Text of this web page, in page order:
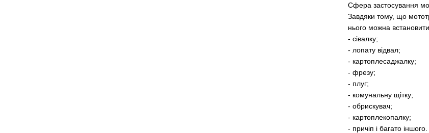
Сфера застосування
Завдяки тому, що
нього можна
- сівалку;
- лопату відвал;
- картоплесаджалку;
- фрезу;
- плуг;
- комунальну щітку;
- обрискувач;
- картоплекопалку;
- причіп і багато іншого.